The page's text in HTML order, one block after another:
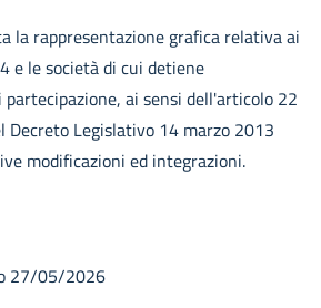
la rappresentazione grafica relativa ai
e le società di cui detiene
ai sensi dell'articolo 22
Decreto Legislativo 14 marzo 2013
modificazioni ed integrazioni.
27/05/2026